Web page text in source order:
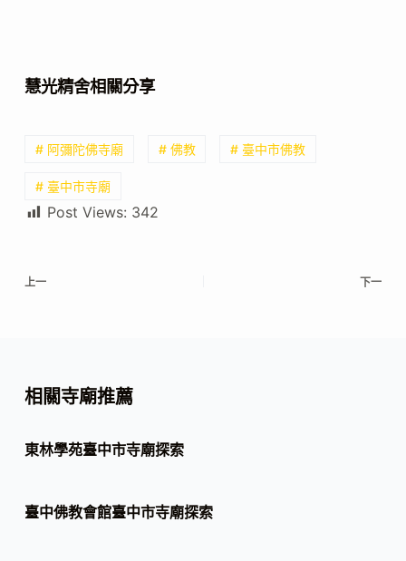
慧光精舍相關分享
# 阿彌陀佛寺廟 # 佛教 # 臺中市佛教
# 臺中市寺廟
Post Views: 342
上一 下一
相關寺廟推薦
東林學苑臺中市寺廟探索
臺中佛教會館臺中市寺廟探索